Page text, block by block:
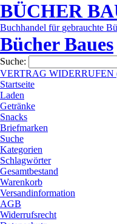
BÜCHER
Buchhandel für gebrauchte
Bücher Baues
Suche:
VERTRAG WIDERRUFEN
Startseite
Laden
Getränke
Snacks
Briefmarken
Suche
Kategorien
Schlagwörter
Gesamtbestand
Warenkorb
Versandinformation
AGB
Widerrufsrecht